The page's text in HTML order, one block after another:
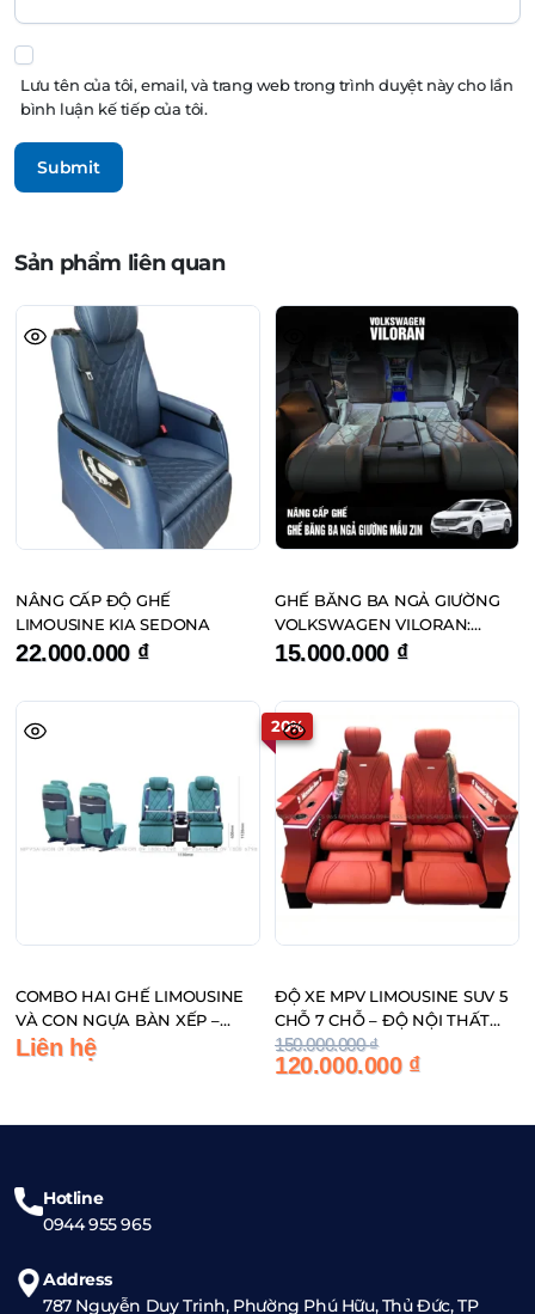
Lưu tên của tôi, email, và trang web trong trình duyệt này cho lần
bình luận kế tiếp của tôi.
Sản phẩm liên quan
NÂNG CẤP ĐỘ GHẾ
LIMOUSINE KIA SEDONA
22.000.000 ₫
GHẾ BĂNG BA NGẢ GIƯỜNG
VOLKSWAGEN VILORAN:
NÂNG CẤP NGẢ LƯNG GHẾ
MỚI
15.000.000 ₫
COMBO HAI GHẾ LIMOUSINE
VÀ CON NGỰA BÀN XẾP –
NÂNG CẤP 7 CHỖ THÀNH 4
CHỖ THƯƠNG GIA
Liên hệ
20%
ĐỘ XE MPV LIMOUSINE SUV 5
CHỖ 7 CHỖ – ĐỘ NỘI THẤT
ĐẲNG CẤP
150.000.000₫
Giá
gốc
150.000.000 ₫.
120.000.000 ₫
Giá
hiện
là:
Hotline
0944 955 965
Address
787 Nguyễn Duy Trinh, Phường Phú Hữu, Thủ Đức, TP